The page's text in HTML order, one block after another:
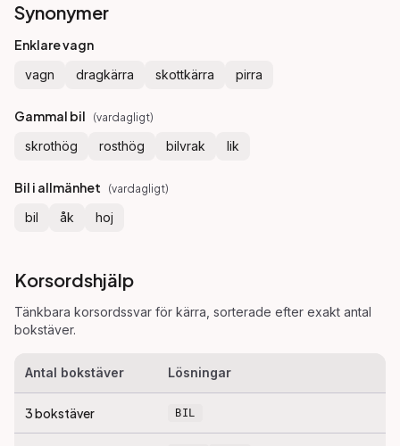
Synonymer
Enklare vagn
vagn dragkärra skottkärra pirra
Gammal bil (vardagligt)
skrothög rosthög bilvrak lik
Bil i allmänhet (vardagligt)
bil åk hoj
Korsordshjälp
Tänkbara korsordssvar för kärra , sorterade efter exakt antal
bokstäver.
Antal bokstäver Lösningar
3bokstäver BIL